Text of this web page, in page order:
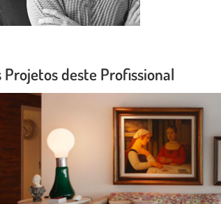
Projetos deste Profissional